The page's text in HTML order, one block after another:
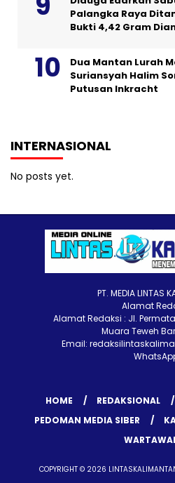
Palangka Raya
Bukti 4,42 Gram
Dua Mantan Lurah
Suriansyah Halim
Putusan Inkracht
INTERNASIONAL
No posts yet.
PT. MEDIA LINTAS
Alamat
Alamat Redaksi : Jl.
Muara Teweh
Email:
HOME REDAKSIONAL
PEDOMAN MEDIA SIBER
COPYRIGHT © 2026